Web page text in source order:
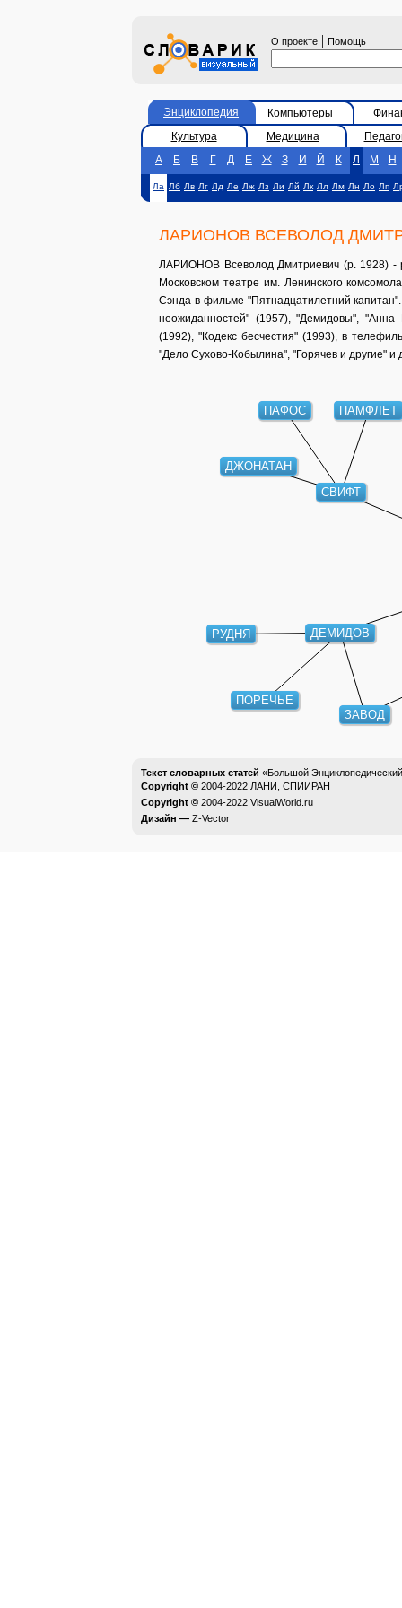
О проекте | Помощь
Энциклопедия Компьютеры
Культура
Медицина
А
Б В Г Д Е Ж З И Й К Л М Н
Ла Лб Лв Лг Лд Ле Лж Лз Ли Лй Лк Лл Лм Лн Ло Лп
ЛАРИОНОВ ВСЕВОЛОД
ЛАРИОНОВ Всеволод Дмитриевич (р. 1928) -
Московском театре им. Ленинского
Сэнда в фильме "Пятнадцатилетний
неожиданностей" (1957), "Демидовы",
(1992), "Кодекс бесчестия" (1993), в
"Дело Сухово-Кобылина", "Горячев и другие" и
СВИФТ
ДЕМИДОВ
ДЖОНАТАН
ПАМФЛЕТ
ПАФОС
ПОРЕЧЬЕ
РУДНЯ
ЗАВОД
Текст словарных статей «Большой
Copyright © 2004-2022 ЛАНИ, СПИИРАН
Copyright © 2004-2022 VisualWorld.ru
Дизайн — Z-Vector